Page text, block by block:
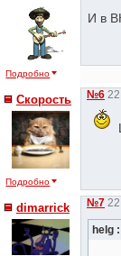
Подробно
И в
Скорость
Подробно
№6
dimarrick №7
helg :